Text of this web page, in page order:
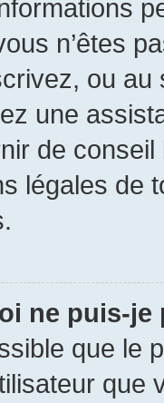
n’êtes
ou au
une
de
légales de
ne puis-je
que le